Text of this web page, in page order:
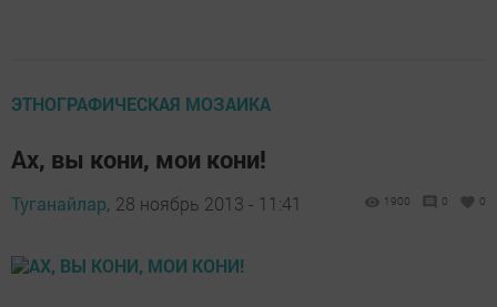
ЭТНОГРАФИЧЕСКАЯ МОЗАИКА
Ах, вы кони, мои кони!
Туганайлар, 28 ноябрь 2013 - 11:41 1900 0 0